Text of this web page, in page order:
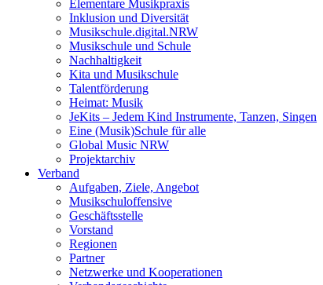
Elementare Musikpraxis
Inklusion und Diversität
Musikschule.digital.NRW
Musikschule und Schule
Nachhaltigkeit
Kita und Musikschule
Talentförderung
Heimat: Musik
JeKits – Jedem Kind Instrumente, Tanzen, Singen
Eine (Musik)Schule für alle
Global Music NRW
Projektarchiv
Verband
Aufgaben, Ziele, Angebot
Musikschuloffensive
Geschäftsstelle
Vorstand
Regionen
Partner
Netzwerke und Kooperationen